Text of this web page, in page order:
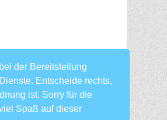
der Bereitstellung
Entscheide rechts,
ist. Sorry für die
Spaß auf dieser
Gun Fan. Proudly powered by